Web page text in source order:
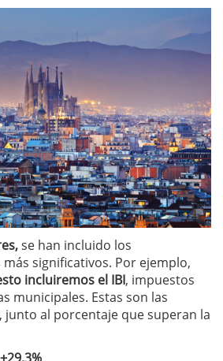
se han incluido los
significativos. Por ejemplo,
incluiremos el IBI, impuestos
municipales. Estas son las
junto al porcentaje que superan la